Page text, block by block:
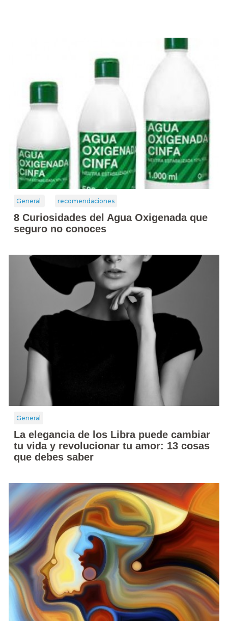
General recomendaciones
8 Curiosidades del Agua Oxigenada que
seguro no conoces
General
La elegancia de los Libra puede cambiar
tu vida y revolucionar tu amor: 13 cosas
que debes saber